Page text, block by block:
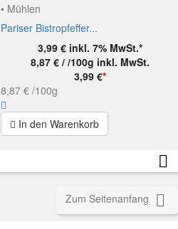
• Mühlen
Pariser Bistropfeffer...
3,99 € inkl. 7% MwSt.*
8,87 € / /100g inkl. MwSt.
3,99 €*
8,87 € /100g
In den Warenkorb

Zum Seitenanfang 